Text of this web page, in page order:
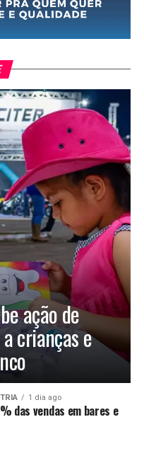
ação de
crianças e
1 dia ago
das vendas em bares e